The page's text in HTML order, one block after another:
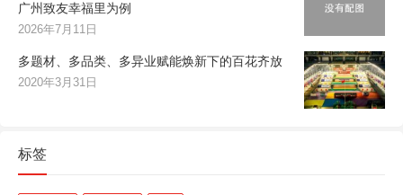
广州致友幸福里为例
2026年7月11日
多题材、多品类、多异业赋能焕新下的百花齐放
2020年3月31日
标签